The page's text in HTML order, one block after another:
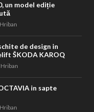
un model ediție
de design in
ŠKODA KAROQ
in sapte